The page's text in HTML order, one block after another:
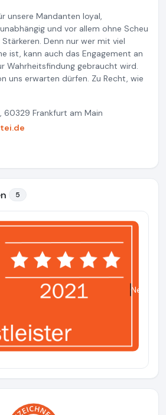
unsere Mandanten loyal,
und vor allem ohne Scheu
Denn nur wer mit viel
ist, kann auch das Engagement an
Wahrheitsfindung gebraucht wird.
uns erwarten dürfen. Zu Recht, wie
60329 Frankfurt am Main
5
Next